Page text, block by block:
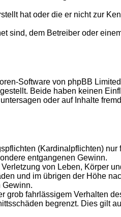
hat oder die er nicht zur
sind, dem Betreiber oder
Software von phpBB
Beide haben keinen
oder auf Inhalte
(Kardinalpflichten) nur
entgangenen Gewinn.
von Leben, Körper
und im übrigen der Höhe
Gewinn.
grob fahrlässigem Verhalten
begrenzt. Dies gilt